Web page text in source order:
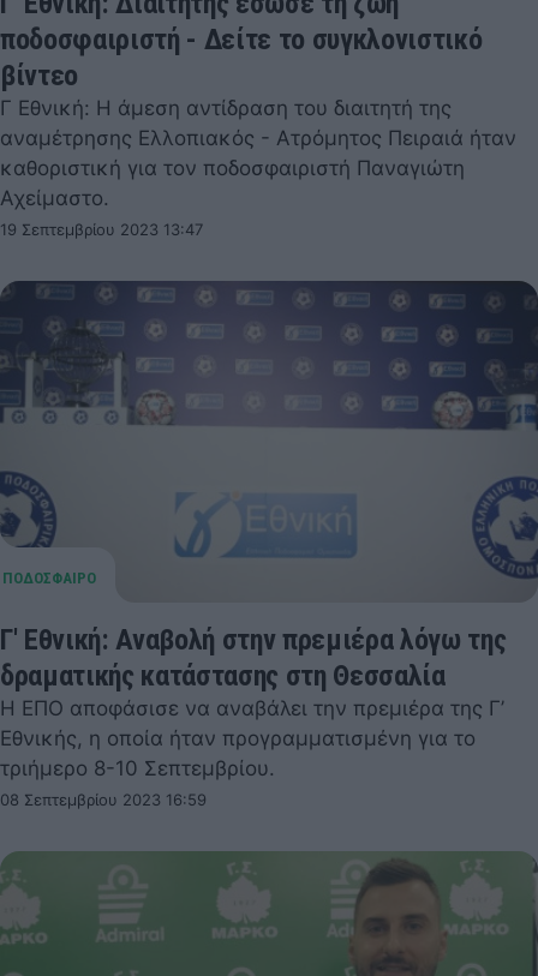
ποδοσφαιριστή - Δείτε το συγκλονιστικό
βίντεο
Γ Εθνική: Η άμεση αντίδραση του διαιτητή της
αναμέτρησης Ελλοπιακός - Ατρόμητος Πειραιά ήταν
καθοριστική για τον ποδοσφαιριστή Παναγιώτη
Αχείμαστο.
19 Σεπτεμβρίου 2023 13:47
Γ' Εθνική: Αναβολή στην πρεμιέρα λόγω της
δραματικής κατάστασης στη Θεσσαλία
Η ΕΠΟ αποφάσισε να αναβάλει την πρεμιέρα της Γ’
Εθνικής, η οποία ήταν προγραμματισμένη για το
τριήμερο 8-10 Σεπτεμβρίου.
08 Σεπτεμβρίου 2023 16:59